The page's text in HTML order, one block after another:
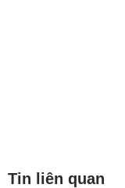
Tin liên quan